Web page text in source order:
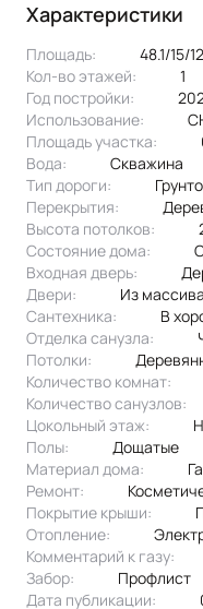
Характеристики
Площадь:
48.1/15/
Кол-во этажей:
1
Год постройки:
Использование:
Площадь участка:
Вода:
скважина
Тип дороги:
Перекрытия:
Высота потолков:
Состояние дома:
Входная дверь:
Двери:
из массива
Сантехника:
в
Отделка санузла:
Потолки:
Количество комнат:
Количество санузлов:
Цокольный этаж:
Полы:
дощатые
Материал дома:
Ремонт:
Покрытие крыши:
Отопление:
Комментарий к газу:
Забор:
профлист
Дата публикации: